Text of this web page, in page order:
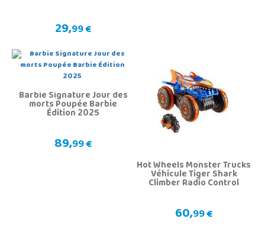
29,99 €
Barbie Signature Jour des
morts Poupée Barbie
Édition 2025
89,99 €
Hot Wheels Monster Trucks
Véhicule Tiger Shark
Climber Radio Control
60,99 €